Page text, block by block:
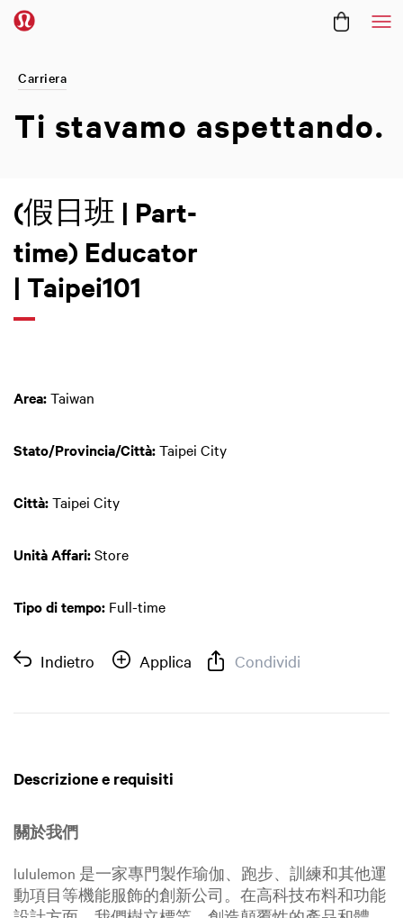
Carriera
Ti stavamo aspettando.
(假日班 | Part-
time) Educator
| Taipei101
Area:Taiwan
Stato/Provincia/Città:Taipei City
Città:Taipei City
Unità Affari:Store
Tipo di tempo: Full-time
Indietro Applica Condividi
Descrizione e requisiti
關於我們
lululemon 是一家專門製作瑜伽、跑步、訓練和其他運
動項目等機能服飾的創新公司。在高科技布料和功能